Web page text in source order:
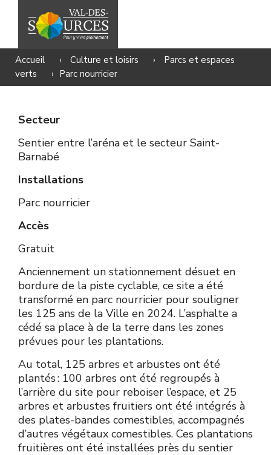
Accueil › Culture et loisirs ›
Parcs et espaces
verts
› Parc nourricier
Secteur
Sentier entre l’aréna et le secteur Saint-
Barnabé
Installations
Parc nourricier
Accès
Gratuit
Anciennement un stationnement désuet en
bordure de la piste cyclable, ce site a été
transformé en parc nourricier pour souligner
les 125 ans de la Ville en 2024. L’asphalte a
cédé sa place à de la terre dans les zones
prévues pour les plantations.
Au total, 125 arbres et arbustes ont été
plantés : 100 arbres ont été regroupés à
l’arrière du site pour reboiser l’espace, et 25
arbres et arbustes fruitiers ont été intégrés à
des plates-bandes comestibles, accompagnés
d’autres végétaux comestibles. Ces plantations
fruitières ont été installées près du sentier